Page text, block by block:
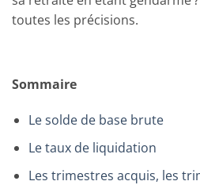
toutes les précisions.
Sommaire
Le solde de base brute
Le taux de liquidation
Les trimestres acquis, les